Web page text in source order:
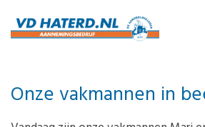
Onze vakmannen in